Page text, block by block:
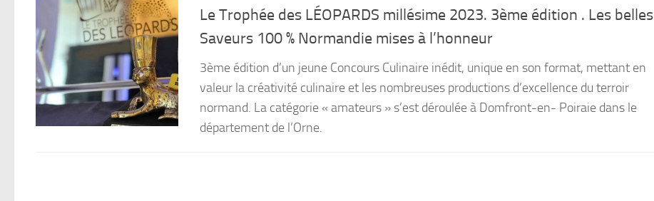
Le Trophée des LÉOPARDS millésime 2023. 3ème édition . Les belles
Saveurs 100 % Normandie mises à l’honneur
3ème édition d’un jeune Concours Culinaire inédit, unique en son format, mettant en
valeur la créativité culinaire et les nombreuses productions d’excellence du terroir
normand. La catégorie « amateurs » s’est déroulée à Domfront-en- Poiraie dans le
département de l’Orne.